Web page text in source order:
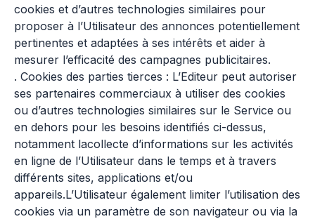
cookies et d’autres technologies similaires pour
proposer à l’Utilisateur des annonces potentiellement
pertinentes et adaptées à ses intérêts et aider à
mesurer l’efficacité des campagnes publicitaires.
. Cookies des parties tierces : L’Editeur peut autoriser
ses partenaires commerciaux à utiliser des cookies
ou d’autres technologies similaires sur le Service ou
en dehors pour les besoins identifiés ci-dessus,
notamment lacollecte d’informations sur les activités
en ligne de l’Utilisateur dans le temps et à travers
différents sites, applications et/ou
appareils.L’Utilisateur également limiter l’utilisation des
cookies via un paramètre de son navigateur ou via la